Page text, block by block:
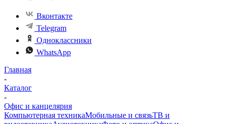
Вконтакте
Telegram
Одноклассники
WhatsApp
Главная
-
Каталог
-
Офис и канцелярия
Компьютерная техникаМобильные и связьТВ и